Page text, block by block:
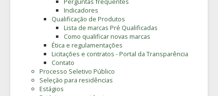
Indicadores
Qualificação de Produtos
Lista de marcas Pré Qualificadas
Como qualificar novas marcas
Ética e regulamentações
Licitações e contratos - Portal da Transparência
Contato
Processo Seletivo Público
Seleção para residências
Estágios